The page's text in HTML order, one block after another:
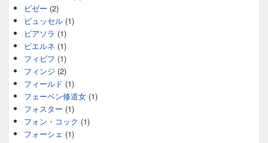
ビゼー (2)
ビュッセル (1)
ピアソラ (1)
ピエルネ (1)
フィビフ (1)
フィンジ (2)
フィールド (1)
フェーベン修道女 (1)
フォスター (1)
フォン・コック (1)
フォーシェ (1)